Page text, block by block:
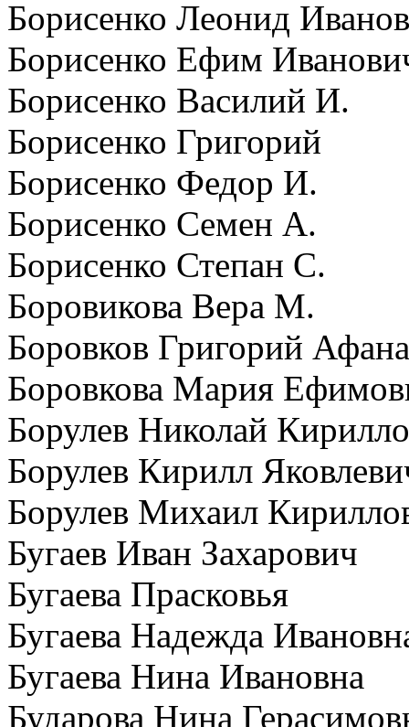
Борисенко Леонид
Борисенко Ефим
Борисенко Василий И.
Борисенко Григорий
Борисенко Федор И.
Борисенко Семен А.
Борисенко Степан С.
Боровикова Вера М.
Боровков Григорий
Боровкова Мария
Борулев Николай
Борулев Кирилл
Борулев Михаил
Бугаев Иван Захарович
Бугаева Прасковья
Бугаева Надежда
Бугаева Нина Ивановна
Бударова Нина